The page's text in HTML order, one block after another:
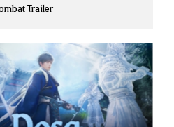
Trailer